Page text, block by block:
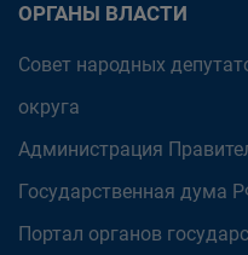
ОРГАНЫ ВЛАСТИ
Совет народных
округа
Администрация
Государственная дума
Портал органов